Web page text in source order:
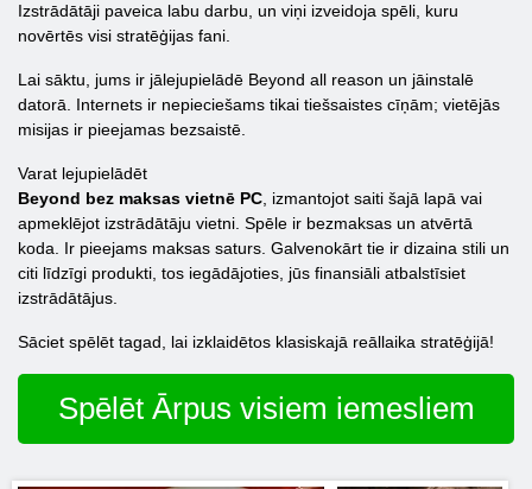
Izstrādātāji paveica labu darbu, un viņi izveidoja spēli, kuru
novērtēs visi stratēģijas fani.
Lai sāktu, jums ir jālejupielādē Beyond all reason un jāinstalē
datorā. Internets ir nepieciešams tikai tiešsaistes cīņām; vietējās
misijas ir pieejamas bezsaistē.
Varat lejupielādēt
Beyond bez maksas vietnē PC , izmantojot saiti šajā lapā vai
apmeklējot izstrādātāju vietni. Spēle ir bezmaksas un atvērtā
koda. Ir pieejams maksas saturs. Galvenokārt tie ir dizaina stili un
citi līdzīgi produkti, tos iegādājoties, jūs finansiāli atbalstīsiet
izstrādātājus.
Sāciet spēlēt tagad, lai izklaidētos klasiskajā reāllaika stratēģijā!
Spēlēt Ārpus visiem iemesliem